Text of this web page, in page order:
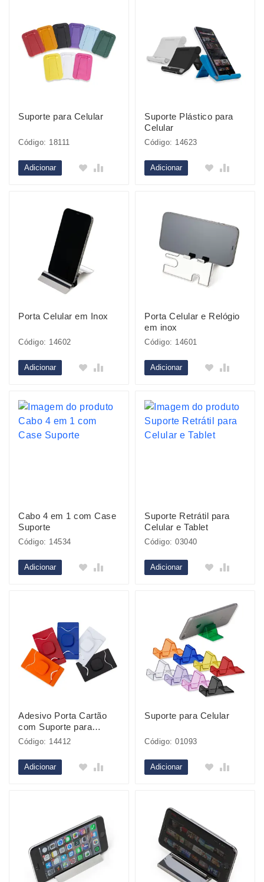
Suporte para Celular
Código: 18111
Adicionar
Suporte Plástico para
Celular
Código: 14623
Adicionar
Porta Celular em Inox
Código: 14602
Adicionar
Porta Celular e Relógio
em inox
Código: 14601
Adicionar
Cabo 4 em 1 com Case
Suporte
Código: 14534
Adicionar
Suporte Retrátil para
Celular e Tablet
Código: 03040
Adicionar
Adesivo Porta Cartão
com Suporte para
Celular
Código: 14412
Adicionar
Suporte para Celular
Código: 01093
Adicionar